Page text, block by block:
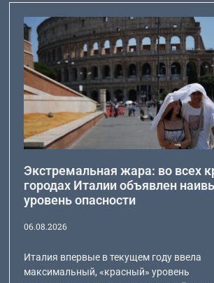
Экстремальная жара: во всех
городах Италии объявлен
уровень опасности
06.08.2026
Италия впервые в текущем году ввела
максимальный, «красный» уровень